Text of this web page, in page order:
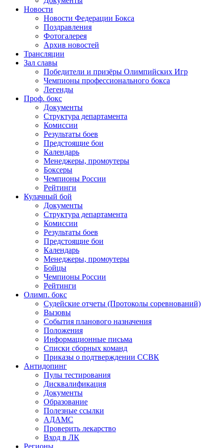
Новости
Новости Федерации Бокса
Поздравления
Фотогалерея
Архив новостей
Трансляции
Зал славы
Победители и призёры Олимпийских Игр
Чемпионы профессионального бокса
Легенды
Проф. бокс
Документы
Структура департамента
Комиссии
Результаты боев
Предстоящие бои
Календарь
Менеджеры, промоутеры
Боксеры
Чемпионы России
Рейтинги
Кулачный бой
Документы
Структура департамента
Комиссии
Результаты боев
Предстоящие бои
Календарь
Менеджеры, промоутеры
Бойцы
Чемпионы России
Рейтинги
Олимп. бокс
Судейские отчеты (Протоколы соревнований)
Вызовы
События планового назначения
Положения
Информационные письма
Списки сборных команд
Приказы о подтверждении ССВК
Антидопинг
Пулы тестирования
Дисквалификация
Документы
Образование
Полезные ссылки
АДАМС
Проверить лекарство
Вход в ЛК
Регионы